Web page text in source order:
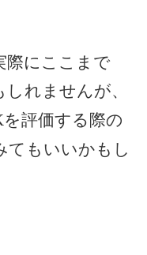
際にここまで
れませんが、
を評価する際の
てもいいかもし